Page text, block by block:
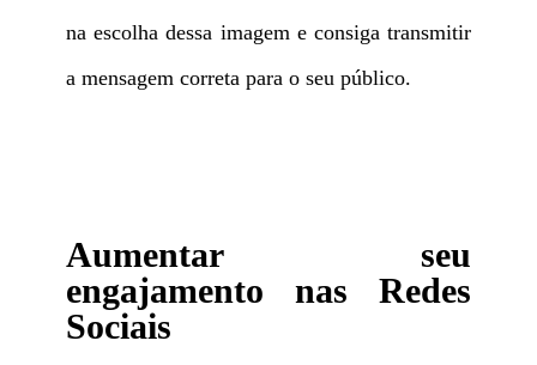
na escolha dessa imagem e consiga transmitir
a mensagem correta para o seu público.
Aumentar seu
engajamento nas Redes
Sociais